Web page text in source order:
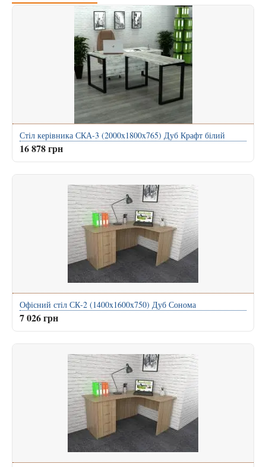
Стіл керівника СКА-3 (2000x1800x765) Дуб Крафт білий
16 878 грн
Офісний стіл СК-2 (1400x1600x750) Дуб Сонома
7 026 грн